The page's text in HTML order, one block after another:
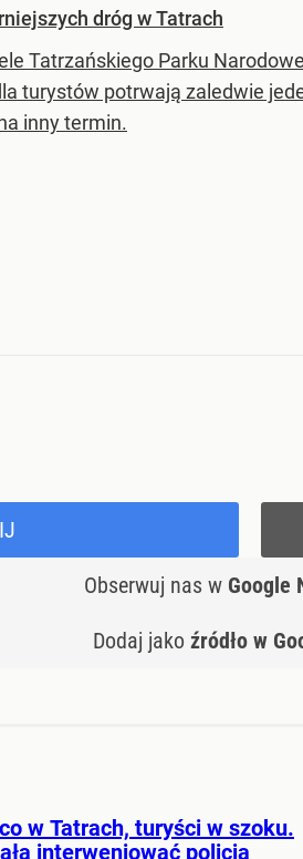
dróg w Tatrach
Tatrzańskiego Parku
turystów potrwają zaledwie
inny termin.
Obserwuj nas w Google
Dodaj jako źródło w
w Tatrach, turyści w szoku.
interweniować policja